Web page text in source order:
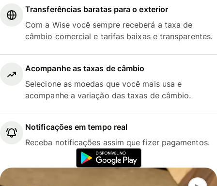
Transferências baratas para o exterior
Com a Wise você sempre receberá a taxa de
câmbio comercial e tarifas baixas e transparentes.
Acompanhe as taxas de câmbio
Selecione as moedas que você mais usa e
acompanhe a variação das taxas de câmbio.
Notificações em tempo real
Receba notificações assim que fizer pagamentos.